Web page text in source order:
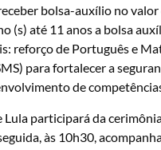
bolsa-auxílio no
(s) até 11 anos a bolsa
reforço de Português e
para fortalecer a
de
participará da
às 10h30,